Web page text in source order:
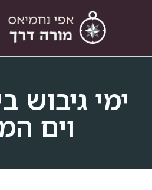
ימי גיבוש
וים